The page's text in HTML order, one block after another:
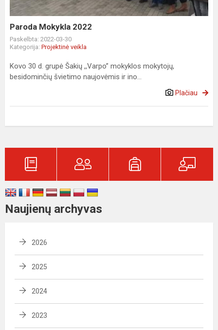
Paroda Mokykla 2022
Paskelbta: 2022-03-30
Kategorija: Projektinė veikla
Kovo 30 d. grupė Šakių ,,Varpo” mokyklos mokytojų,
besidominčių švietimo naujovėmis ir ino...
Plačiau
Naujienų archyvas
2026
2025
2024
2023